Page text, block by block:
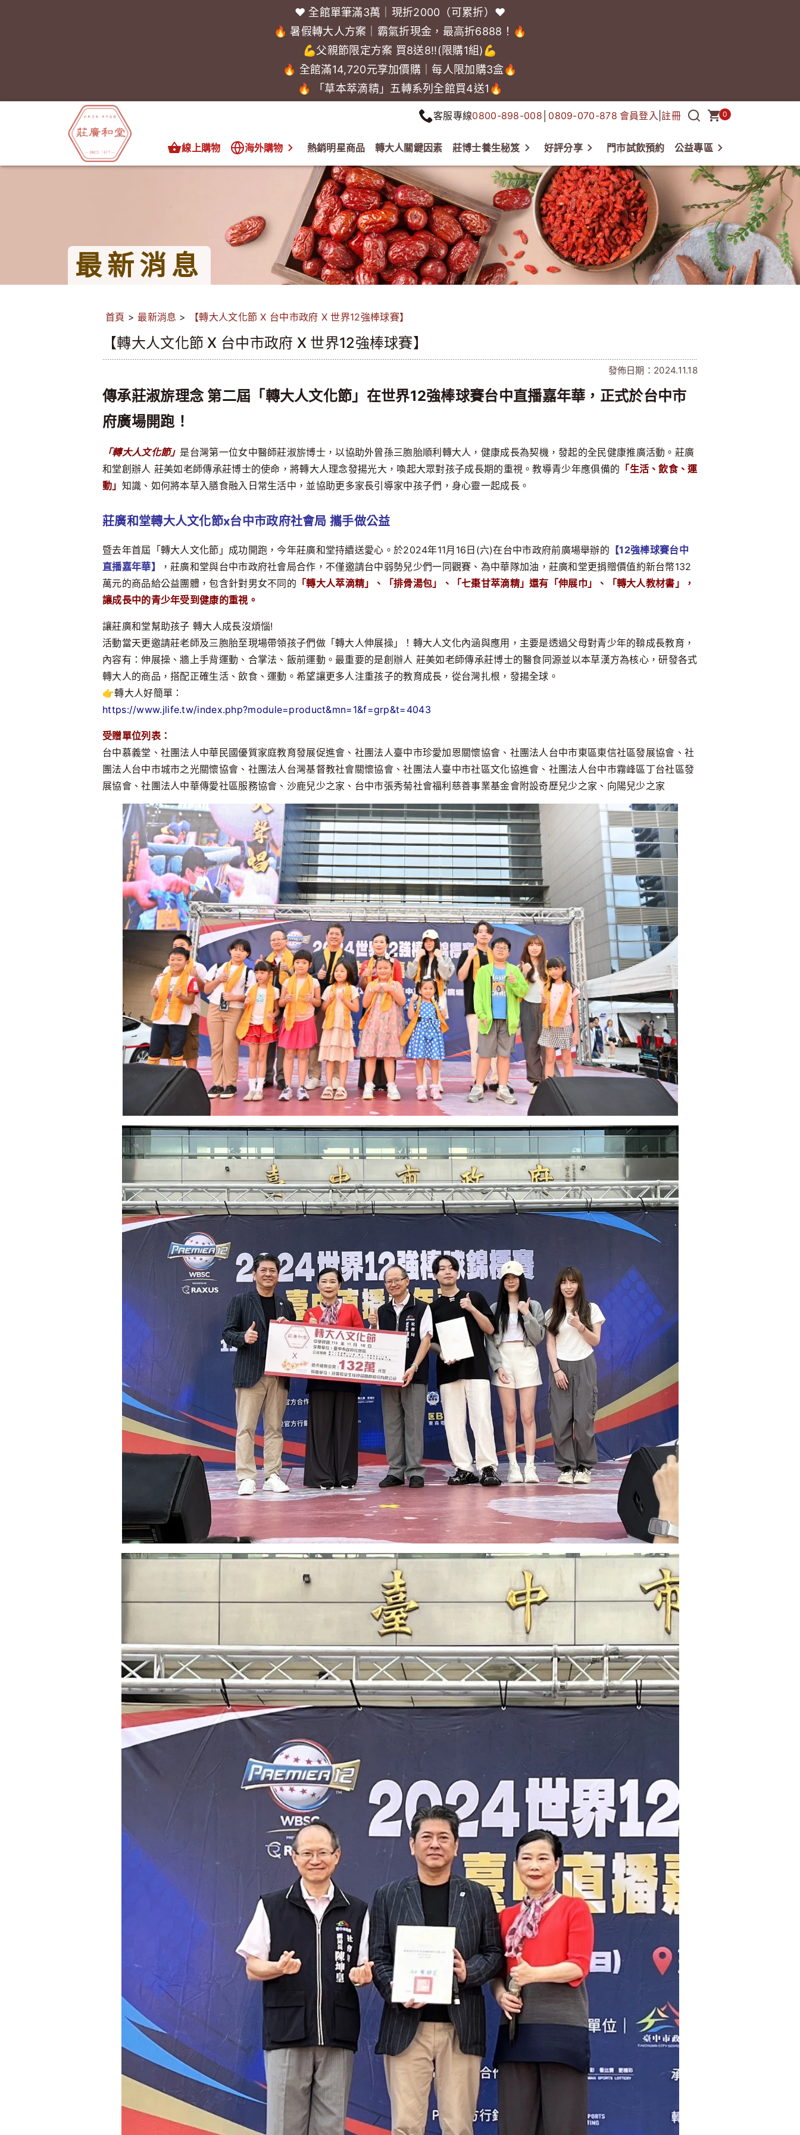
❤️ 全館單筆滿3萬｜現折2000（可累折）❤️
🔥 暑假轉大人方案｜霸氣折現金，最高折6888！🔥
💪父親節限定方案 買8送8!!(限購1組)💪
🔥 全館滿14,720元享加價購｜每人限加購3盒🔥
🔥 「草本萃滴精」五轉系列全館買4送1🔥
客服專線0800-898-008 0809-070-878 會員登入 |註冊 0
線上購物 海外購物 熱銷明星商品 轉大人關鍵因素 莊博士養生秘笈 好評分享 門市試飲預約 公益專區
最新消息
首頁 > 最新消息 > 【轉大人文化節 X 台中市政府 X 世界12強棒球賽】
【轉大人文化節 X 台中市政府 X 世界12強棒球賽】
發佈日期：2024.11.18
傳承莊淑旂理念 第二屆「轉大人文化節」在世界12強棒球賽台中直播嘉年華，正式於台中市
府廣場開跑！
「轉大人文化節」 是台灣第一位女中醫師莊淑旂博士，以協助外曾孫三胞胎順利轉大人，健康成長為契機，發起的全民健康推廣活動。莊廣
和堂創辦人 莊美如老師傳承莊博士的使命，將轉大人理念發揚光大，喚起大眾對孩子成長期的重視。教導青少年應俱備的 「生活、飲食、運
動」 知識、如何將本草入膳食融入日常生活中，並協助更多家長引導家中孩子們，身心靈一起成長。
莊廣和堂轉大人文化節x台中市政府社會局 攜手做公益
暨去年首屆「轉大人文化節」成功開跑，今年莊廣和堂持續送愛心。於2024年11月16日(六)在台中市政府前廣場舉辦的 【12強棒球賽台中
直播嘉年華】
，莊廣和堂與台中市政府社會局合作，不僅邀請台中弱勢兒少們一同觀賽、為中華隊加油，莊廣和堂更捐贈價值約新台幣132
萬元的商品給公益團體，包含針對男女不同的 「轉大人萃滴精」、「排骨湯包」、「七棗甘萃滴精」還有「伸展巾」、「轉大人教材書」，
讓成長中的青少年受到健康的重視。
讓莊廣和堂幫助孩子 轉大人成長沒煩惱!
活動當天更邀請莊老師及三胞胎至現場帶領孩子們做「轉大人伸展操」！轉大人文化內涵與應用，主要是透過父母對青少年的鞥成長教育，
內容有：伸展操、牆上手背運動、合掌法、飯前運動。最重要的是創辦人 莊美如老師傳承莊博士的醫食同源並以本草漢方為核心，研發各式
轉大人的商品，搭配正確生活、飲食、運動。希望讓更多人注重孩子的教育成長，從台灣扎根，發揚全球。
👉轉大人好簡單：
https://www.jlife.tw/index.php?module=product&mn=1&f=grp&t=4043
受贈單位列表：
台中慕義堂、社團法人中華民國優質家庭教育發展促進會、社團法人臺中市珍愛加恩關懷協會、社團法人台中市東區東信社區發展協會、社
團法人台中市城市之光關懷協會、社團法人台灣基督教社會關懷協會、社團法人臺中市社區文化協進會、社團法人台中市霧峰區丁台社區發
展協會、社團法人中華傳愛社區服務協會、沙鹿兒少之家、台中市張秀菊社會福利慈善事業基金會附設奇歷兒少之家、向陽兒少之家